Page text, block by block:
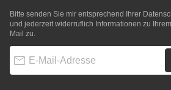
Bitte senden Sie mir entsprechend Ihrer
und jederzeit widerruflich Informationen zu
Mail zu.